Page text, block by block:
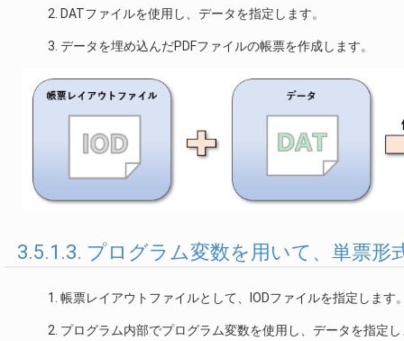
DATファイルを使用し、データを指定します。
データを埋め込んだPDFファイルの帳票を作成します。
3.5.1.3. プログラム変数を用いて、単票形
帳票レイアウトファイルとして、IODファイルを指定します
プログラム内部でプログラム変数を使用し、データを指定